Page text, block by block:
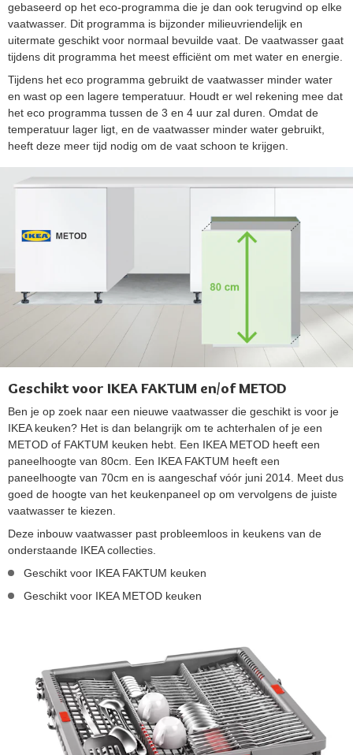
gebaseerd op het eco-programma die je dan ook terugvind op elke
vaatwasser. Dit programma is bijzonder milieuvriendelijk en
uitermate geschikt voor normaal bevuilde vaat. De vaatwasser gaat
tijdens dit programma het meest efficiënt om met water en energie.
Tijdens het eco programma gebruikt de vaatwasser minder water
en wast op een lagere temperatuur. Houdt er wel rekening mee dat
het eco programma tussen de 3 en 4 uur zal duren. Omdat de
temperatuur lager ligt, en de vaatwasser minder water gebruikt,
heeft deze meer tijd nodig om de vaat schoon te krijgen.
Geschikt voor IKEA FAKTUM en/of METOD
Ben je op zoek naar een nieuwe vaatwasser die geschikt is voor je
IKEA keuken? Het is dan belangrijk om te achterhalen of je een
METOD of FAKTUM keuken hebt. Een IKEA METOD heeft een
paneelhoogte van 80cm. Een IKEA FAKTUM heeft een
paneelhoogte van 70cm en is aangeschaf vóór juni 2014. Meet dus
goed de hoogte van het keukenpaneel op om vervolgens de juiste
vaatwasser te kiezen.
Deze inbouw vaatwasser past probleemloos in keukens van de
onderstaande IKEA collecties.
Geschikt voor IKEA FAKTUM keuken
Geschikt voor IKEA METOD keuken